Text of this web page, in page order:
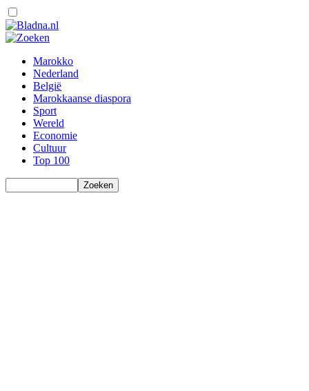
Marokko
Nederland
België
Marokkaanse diaspora
Sport
Wereld
Economie
Cultuur
Top 100